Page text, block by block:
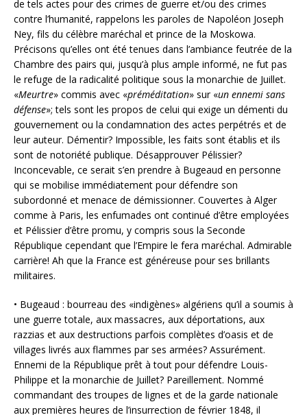
de tels actes pour des crimes de guerre et/ou des crimes
contre l’humanité, rappelons les paroles de Napoléon Joseph
Ney, fils du célèbre maréchal et prince de la Moskowa.
Précisons qu’elles ont été tenues dans l’ambiance feutrée de la
Chambre des pairs qui, jusqu’à plus ample informé, ne fut pas
le refuge de la radicalité politique sous la monarchie de Juillet.
«Meurtre» commis avec «préméditation» sur «un ennemi sans
défense»; tels sont les propos de celui qui exige un démenti du
gouvernement ou la condamnation des actes perpétrés et de
leur auteur. Démentir? Impossible, les faits sont établis et ils
sont de notoriété publique. Désapprouver Pélissier?
Inconcevable, ce serait s’en prendre à Bugeaud en personne
qui se mobilise immédiatement pour défendre son
subordonné et menace de démissionner. Couvertes à Alger
comme à Paris, les enfumades ont continué d’être employées
et Pélissier d’être promu, y compris sous la Seconde
République cependant que l’Empire le fera maréchal. Admirable
carrière! Ah que la France est généreuse pour ses brillants
militaires.
• Bugeaud : bourreau des «indigènes» algériens qu’il a soumis à
une guerre totale, aux massacres, aux déportations, aux
razzias et aux destructions parfois complètes d’oasis et de
villages livrés aux flammes par ses armées? Assurément.
Ennemi de la République prêt à tout pour défendre Louis-
Philippe et la monarchie de Juillet? Pareillement. Nommé
commandant des troupes de lignes et de la garde nationale
aux premières heures de l’insurrection de février 1848, il